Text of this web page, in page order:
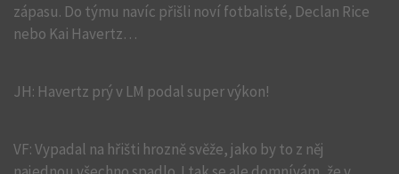
zápasu. Do týmu navíc přišli noví fotbalisté, Declan Rice
nebo Kai Havertz…
JH: Havertz prý v LM podal super výkon!
VF: Vypadal na hřišti hrozně svěže, jako by to z něj